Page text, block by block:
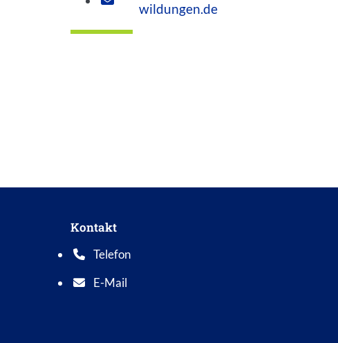
wildungen.de
Kontakt
Telefon
Telefonnummer: 0 5 6 2 1 7 0 1 0
E-Mail
E-Mail Adresse: info@bad-wildungen.de